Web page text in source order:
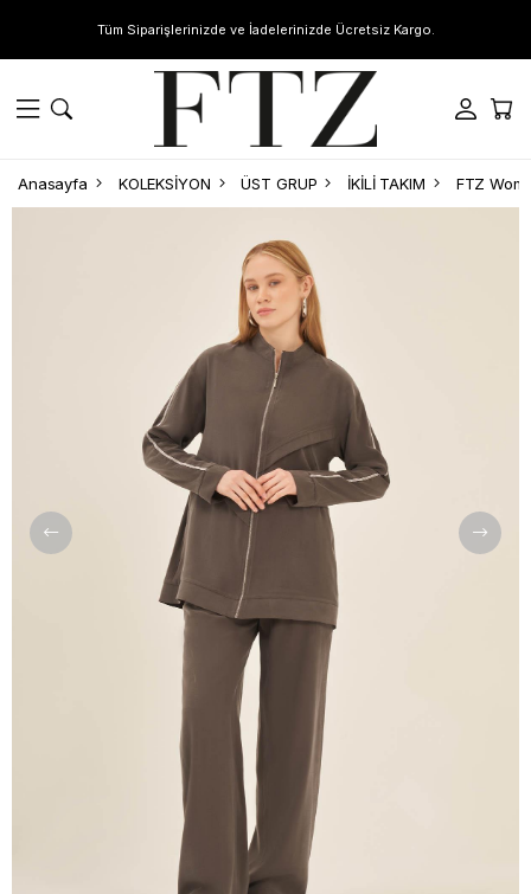
Tüm Siparişlerinizde ve İadelerinizde Ücretsiz Kargo.
Anasayfa KOLEKSİYON ÜST GRUP İKİLİ TAKIM FTZ